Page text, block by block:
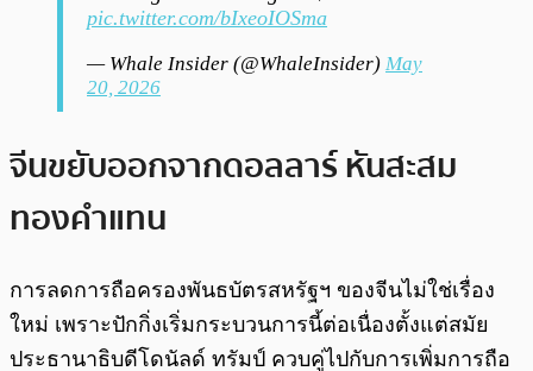
pic.twitter.com/bIxeoIOSma
— Whale Insider (@WhaleInsider) May
20, 2026
จีนขยับออกจากดอลลาร์ หันสะสม
ทองคำแทน
การลดการถือครองพันธบัตรสหรัฐฯ ของจีนไม่ใช่เรื่อง
ใหม่ เพราะปักกิ่งเริ่มกระบวนการนี้ต่อเนื่องตั้งแต่สมัย
ประธานาธิบดีโดนัลด์ ทรัมป์ ควบคู่ไปกับการเพิ่มการถือ